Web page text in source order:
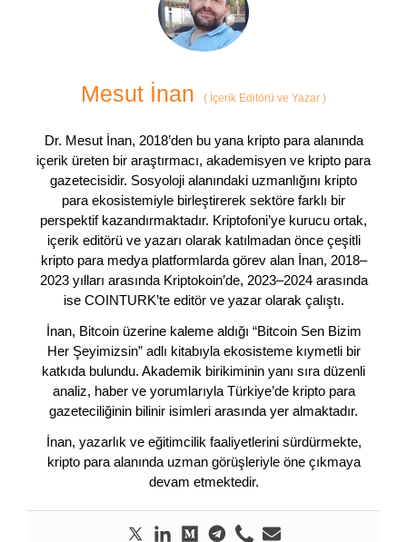
Mesut İnan ( İçerik Editörü ve Yazar )
Dr. Mesut İnan, 2018’den bu yana kripto para alanında
içerik üreten bir araştırmacı, akademisyen ve kripto para
gazetecisidir. Sosyoloji alanındaki uzmanlığını kripto
para ekosistemiyle birleştirerek sektöre farklı bir
perspektif kazandırmaktadır. Kriptofoni’ye kurucu ortak,
içerik editörü ve yazarı olarak katılmadan önce çeşitli
kripto para medya platformlarda görev alan İnan, 2018–
2023 yılları arasında Kriptokoin’de, 2023–2024 arasında
ise COINTURK’te editör ve yazar olarak çalıştı.
İnan, Bitcoin üzerine kaleme aldığı “Bitcoin Sen Bizim
Her Şeyimizsin” adlı kitabıyla ekosisteme kıymetli bir
katkıda bulundu. Akademik birikiminin yanı sıra düzenli
analiz, haber ve yorumlarıyla Türkiye’de kripto para
gazeteciliğinin bilinir isimleri arasında yer almaktadır.
İnan, yazarlık ve eğitimcilik faaliyetlerini sürdürmekte,
kripto para alanında uzman görüşleriyle öne çıkmaya
devam etmektedir.